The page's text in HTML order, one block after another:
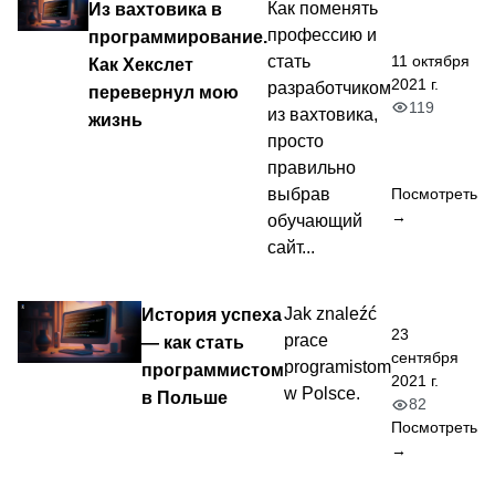
Из вахтовика в
программирование.
Как Хекслет
перевернул мою
жизнь
Как поменять
профессию и
стать
разработчиком
из вахтовика,
просто
правильно
выбрав
обучающий
сайт...
11 октября
2021 г.
119
Посмотреть
→
История успеха
— как стать
программистом
в Польше
Jak znaleźć
prace
programistom
w Polsce.
23
сентября
2021 г.
82
Посмотреть
→